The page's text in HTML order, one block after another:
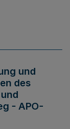
und
des
- APO-